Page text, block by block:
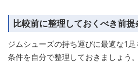
比較前に整理しておくべき前提
ジムシューズの持ち運びに最適な1
条件を自分で整理しておきましょう。